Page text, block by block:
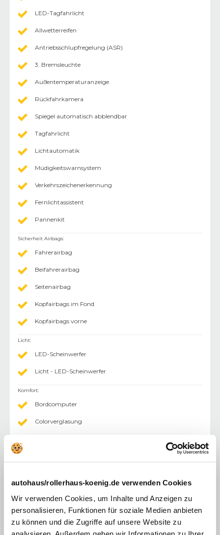
autohaus/rollerhaus-koenig.de verwenden Cookies
Wir verwenden Cookies, um Inhalte und Anzeigen zu
personalisieren, Funktionen für soziale Medien anbieten
zu können und die Zugriffe auf unsere Website zu
LED-Tagfahrlicht
Allwetterreifen
Antriebsschlupfregelung (ASR)
3. Bremsleuchte
Außentemperaturanzeige
Rückfahrkamera
Spiegel automatisch abblendbar
Tagfahrlicht
Lichtautomatik
Müdigkeitswarnsystem
Verkehrszeichenerkennung
Fernlichtassistent
Pannenkit
Sicherheit Airbags:
Fahrerairbag
Beifahrerairbag
Seitenairbag
Kopfairbags im Fond
Kopfairbags vorne
Licht:
LED-Scheinwerfer
Licht - LED-Scheinwerfer
Komfort:
Bordcomputer
Colorverglasung
Sitzheizung
Außenspiegel elektr.